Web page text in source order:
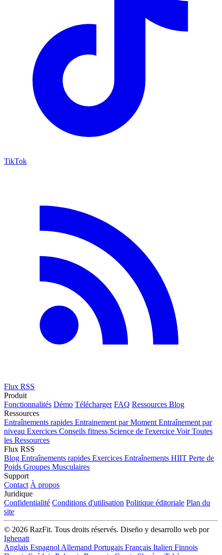
TikTok
Flux RSS
Produit
Fonctionnalités Démo Télécharger FAQ Ressources Blog
Ressources
Entraînements rapides Entrainement par Moment Entraînement par
niveau Exercices Conseils fitness Science de l'exercice Voir Toutes
les Ressources
Flux RSS
Blog Entraînements rapides Exercices Entraînements HIIT Perte de
Poids Groupes Musculaires
Support
Contact À propos
Juridique
Confidentialité Conditions d'utilisation Politique éditoriale Plan du
site
© 2026 RazFit. Tous droits réservés. Diseño y desarrollo web por
Ighenatt
Anglais Espagnol Allemand Portugais Français Italien Finnois